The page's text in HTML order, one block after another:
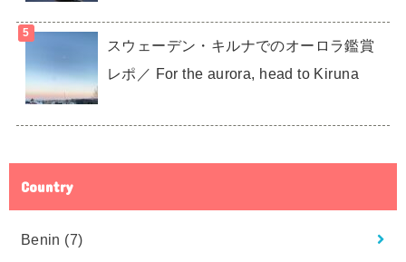
スウェーデン・キルナでのオーロラ鑑賞
レポ／ For the aurora, head to Kiruna
Country
Benin (7)